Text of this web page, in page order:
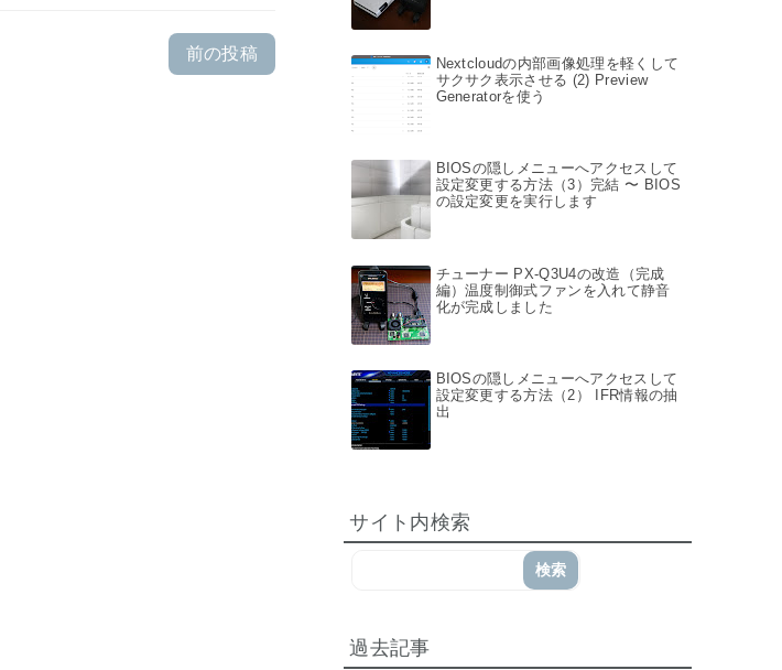
前の投稿
Nextcloudの内部画像処理を軽くして
サクサク表示させる (2) Preview
Generatorを使う
BIOSの隠しメニューへアクセスして
設定変更する方法（3）完結 〜 BIOS
の設定変更を実行します
チューナー PX-Q3U4の改造（完成
編）温度制御式ファンを入れて静音
化が完成しました
BIOSの隠しメニューへアクセスして
設定変更する方法（2） IFR情報の抽
出
サイト内検索
過去記事